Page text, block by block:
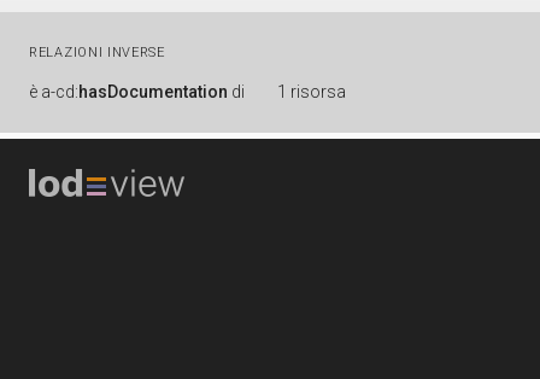
RELAZIONI INVERSE
è a-cd:hasDocumentation di 1 risorsa